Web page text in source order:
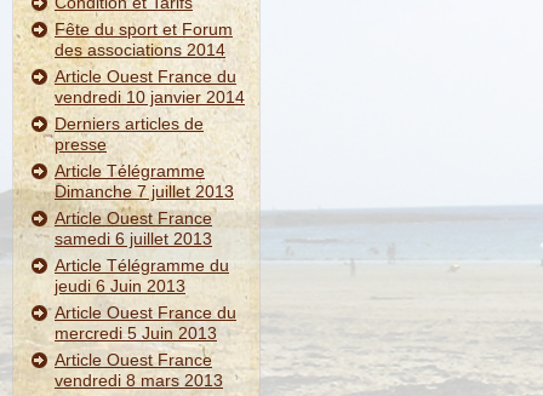
Fête du sport et Forum
des associations 2014
Article Ouest France du
vendredi 10 janvier 2014
Derniers articles de
presse
Article Télégramme
Dimanche 7 juillet 2013
Article Ouest France
samedi 6 juillet 2013
Article Télégramme du
jeudi 6 Juin 2013
Article Ouest France du
mercredi 5 Juin 2013
Article Ouest France
vendredi 8 mars 2013